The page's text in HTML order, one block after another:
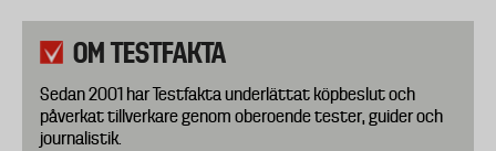
OM TESTFAKTA
Sedan 2001 har Testfakta underlättat köpbeslut och
påverkat tillverkare genom oberoende tester, guider och
journalistik.